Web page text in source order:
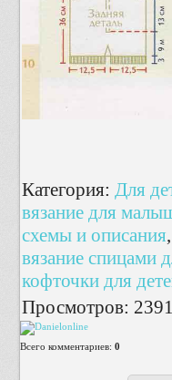
Категория: Для
вязание для
схемы и описания,
вязание спицами
кофточки для
Просмотров: 2391
Всего комментариев: 0